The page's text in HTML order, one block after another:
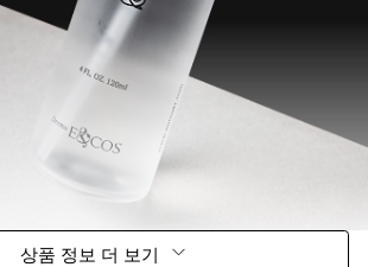
상품 정보 더 보기